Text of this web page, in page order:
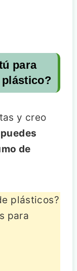
para
y creo
de
plásticos?
para